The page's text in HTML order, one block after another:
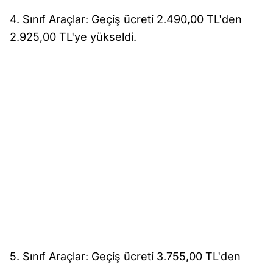
4. Sınıf Araçlar: Geçiş ücreti 2.490,00 TL'den
2.925,00 TL'ye yükseldi.
5. Sınıf Araçlar: Geçiş ücreti 3.755,00 TL'den